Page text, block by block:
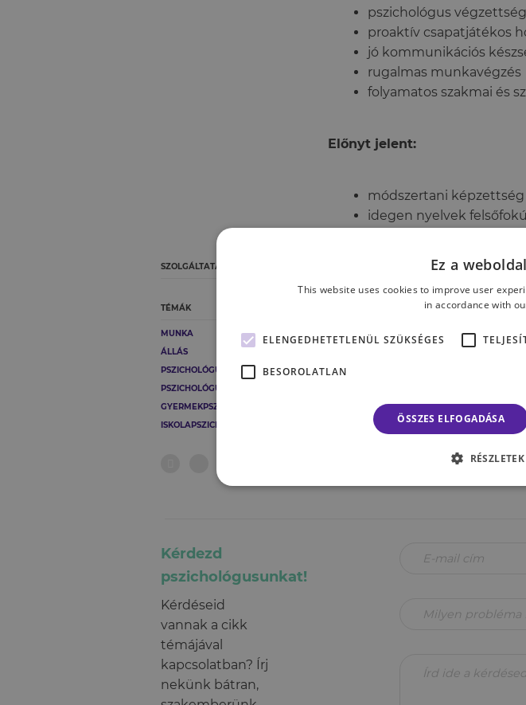
SZOLGÁLTATÁSOK
TÉMÁK
MUNKA
ÁLLÁS
PSZICHOLÓGUS
PSZICHOLÓGUSOK
GYERMEKPSZICHOLÓGIA
ISKOLAPSZICHOLÓGIA
pszichológus
proaktív csapatjátékos
jó kommunikációs
rugalmas munkavégzés
folyamatos szakmai és
Előnyt jelent:
módszertani képzettség
idegen nyelvek
jártasság egyéni
Jelentkezési határidő:június
Ennek beküldése után már
Kérdezd
pszichológusunkat!
Kérdéseid
vannak a cikk
témájával
kapcsolatban? Írj
nekünk bátran,
Ez a
This website uses cookies to improve user
in accordance with
ELENGEDHETETLENÜL SZÜKSÉGES
BESOROLATLAN
ÖSSZES ELFOGADÁSA